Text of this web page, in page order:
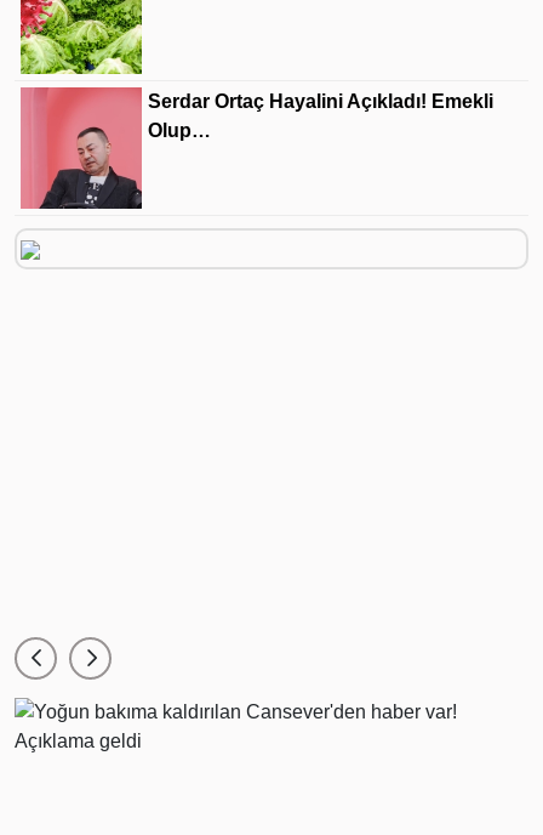
Serdar Ortaç Hayalini Açıkladı! Emekli
Olup…